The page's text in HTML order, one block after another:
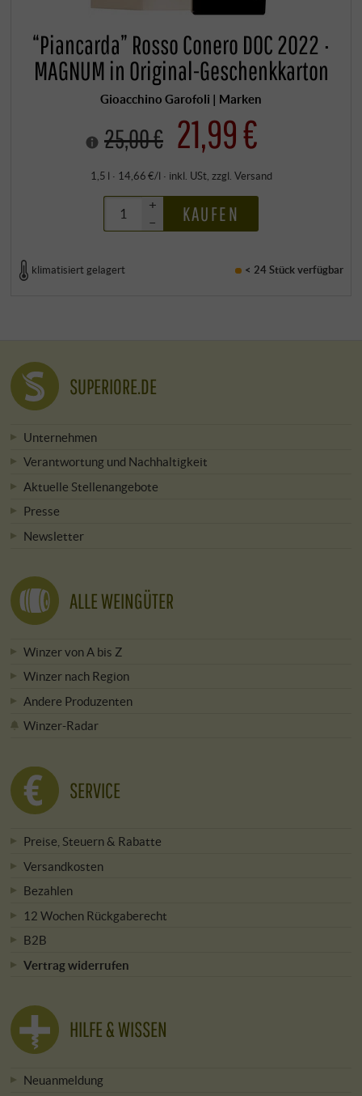
“Piancarda” Rosso Conero DOC 2022 ·
MAGNUM in Original-Geschenkkarton
Gioacchino Garofoli | Marken
25,00 € 21,99 €
1,5 l · 14,66 €/l · inkl. USt, zzgl. Versand
+
–
KAUFEN
klimatisiert gelagert < 24 Stückverfügbar
SUPERIORE.DE
Unternehmen
Verantwortung und Nachhaltigkeit
Aktuelle Stellenangebote
Presse
Newsletter
ALLE WEINGÜTER
Winzer von A bis Z
Winzer nach Region
Andere Produzenten
Winzer-Radar
SERVICE
Preise, Steuern & Rabatte
Versandkosten
Bezahlen
12 Wochen Rückgaberecht
B2B
Vertrag widerrufen
HILFE & WISSEN
Neuanmeldung